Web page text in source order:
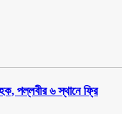
হক, পল্লবীর ৬ স্থানে ফ্রি